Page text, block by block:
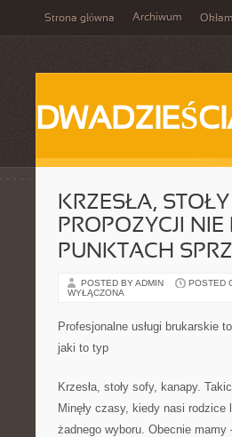
Strona główna Archiwum
KRZESŁA,
PROPOZYCJI
PUNKTACH
POSTED BY ADMIN POSTED
WYŁĄCZONA
Profesjonalne usługi brukarskie
jaki to typ
Krzesła, stoły sofy, kanapy.
Minęły czasy, kiedy nasi
żadnego wyboru. Obecnie